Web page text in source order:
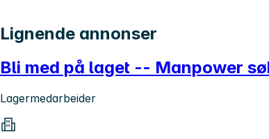
Lignende annonser
Bli med på laget -- Manpower
Lagermedarbeider